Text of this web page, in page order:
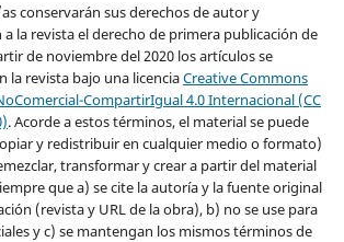
conservarán sus derechos de autor y
la revista el derecho de primera publicación de
de noviembre del 2020 los artículos se
la revista bajo una licenciaCreative Commons
CompartirIgual 4.0 Internacional (CC
. Acorde a estos términos, el material se puede
y redistribuir en cualquier medio o formato)
transformar y crear a partir del material
que a) se cite la autoría y la fuente original
(revista y URL de la obra), b) no se use para
y c) se mantengan los mismos términos de